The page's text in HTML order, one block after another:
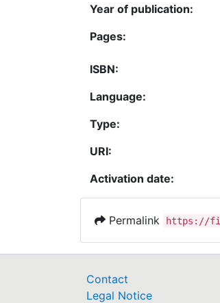
Year of publication:
Pages:
ISBN:
Language:
Type:
URI:
Activation date:
Permalink https://
Contact
Legal Notice